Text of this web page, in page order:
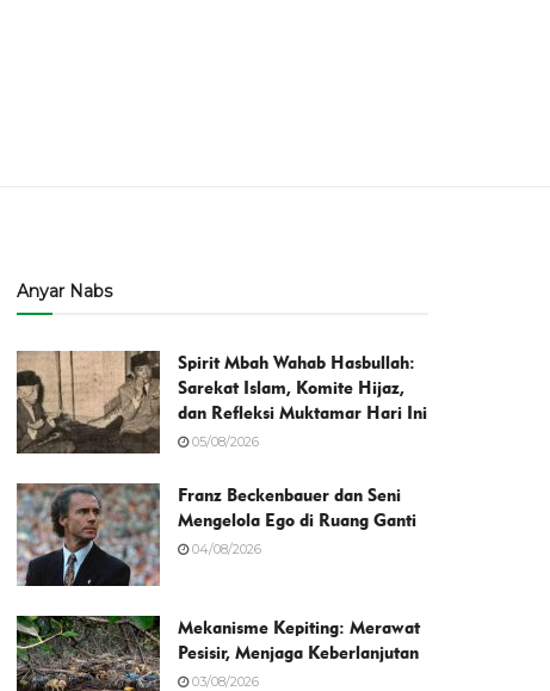
Anyar Nabs
Spirit Mbah Wahab Hasbullah:
Sarekat Islam, Komite Hijaz,
dan Refleksi Muktamar Hari Ini
05/08/2026
Franz Beckenbauer dan Seni
Mengelola Ego di Ruang Ganti
04/08/2026
Mekanisme Kepiting: Merawat
Pesisir, Menjaga Keberlanjutan
03/08/2026